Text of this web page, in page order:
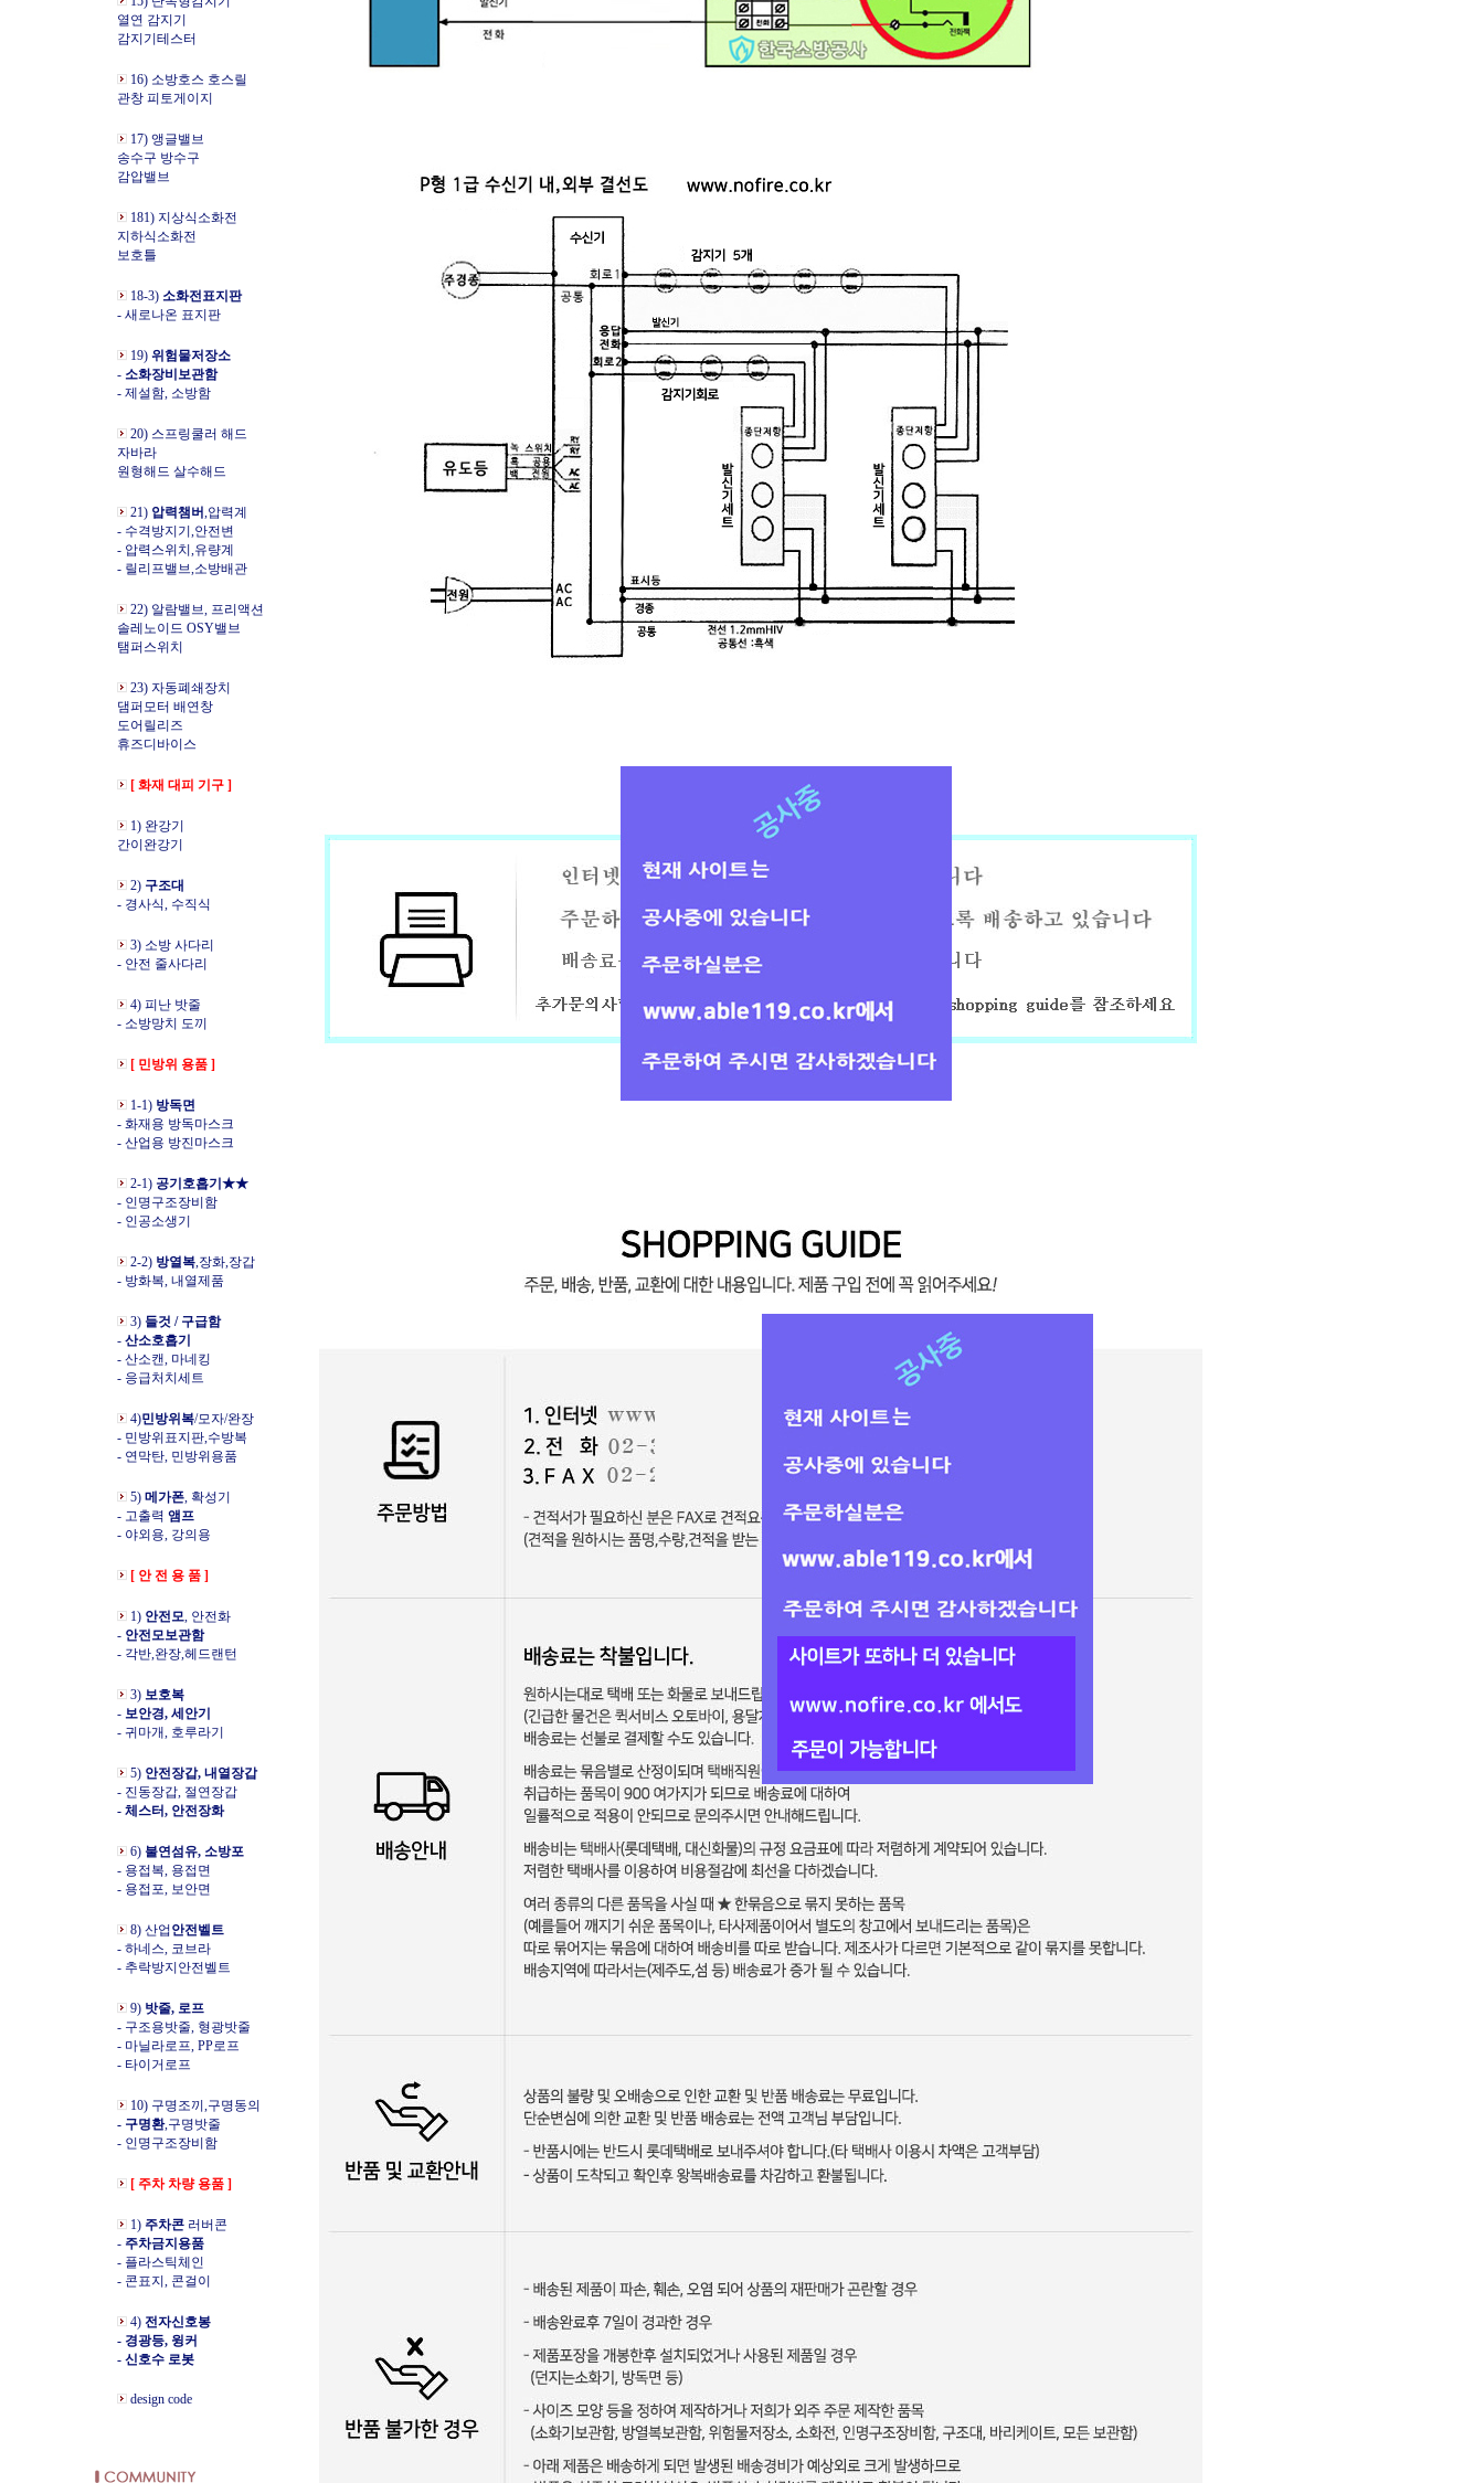
열연 감지기
감지기테스터
16) 소방호스 호스릴
관창 피토게이지
17) 앵글밸브
송수구 방수구
감압밸브
181) 지상식소화전
지하식소화전
보호틀
18-3) 소화전표지판
- 새로나온 표지판
19) 위험물저장소
- 소화장비보관함
- 제설함, 소방함
20) 스프링쿨러 해드
자바라
원형해드 살수해드
21) 압력챔버,압력계
- 수격방지기,안전변
- 압력스위치,유량계
- 릴리프밸브,소방배관
22) 알람밸브, 프리액션
솔레노이드 OSY밸브
탬퍼스위치
23) 자동폐쇄장치
댐퍼모터 배연창
도어릴리즈
휴즈디바이스
[ 화재 대피 기구 ]
1) 완강기
간이완강기
2) 구조대
- 경사식, 수직식
3) 소방 사다리
- 안전 줄사다리
4) 피난 밧줄
- 소방망치 도끼
[ 민방위 용품 ]
1-1) 방독면
- 화재용 방독마스크
- 산업용 방진마스크
2-1) 공기호흡기★★
- 인명구조장비함
- 인공소생기
2-2) 방열복,장화,장갑
- 방화복, 내열제품
3) 들것 / 구급함
- 산소호흡기
- 산소캔, 마네킹
- 응급처치세트
4)민방위복/모자/완장
- 민방위표지판,수방복
- 연막탄, 민방위용품
5) 메가폰, 확성기
- 고출력 앰프
- 야외용, 강의용
[ 안 전 용 품 ]
1) 안전모, 안전화
- 안전모보관함
- 각반,완장,헤드랜턴
3) 보호복
- 보안경, 세안기
- 귀마개, 호루라기
5) 안전장갑, 내열장갑
- 진동장갑, 절연장갑
- 체스터, 안전장화
6) 불연섬유, 소방포
- 용접복, 용접면
- 용접포, 보안면
8) 산업 안전벨트
- 하네스, 코브라
- 추락방지안전벨트
9) 밧줄, 로프
- 구조용밧줄, 형광밧줄
- 마닐라로프, PP로프
- 타이거로프
10) 구명조끼,구명동의
- 구명환,구명밧줄
- 인명구조장비함
[ 주차 차량 용품 ]
1) 주차콘 러버콘
- 주차금지용품
- 플라스틱체인
- 콘표지, 콘걸이
4) 전자신호봉
- 경광등, 윙커
- 신호수 로봇
design code